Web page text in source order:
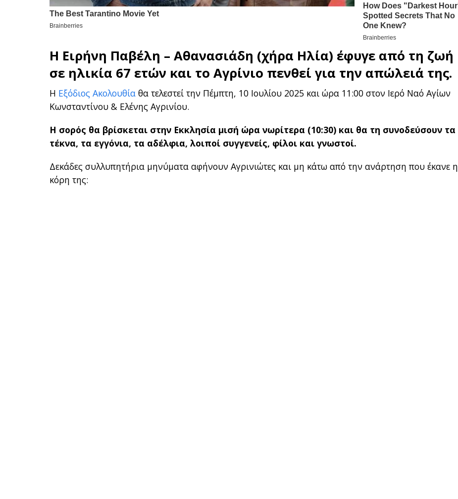
Η Ειρήνη Παβέλη – Αθανασιάδη (χήρα Ηλία) έφυγε από τη ζωή
σε ηλικία 67 ετών και τοΑγρίνιο πενθεί για την απώλειά της.
Η Εξόδιος Ακολουθία θα τελεστεί την Πέμπτη, 10 Ιουλίου 2025 και ώρα 11:00 στον Ιερό Ναό Αγίων
Κωνσταντίνου & Ελένης Αγρινίου.
Η σορός θα βρίσκεται στην Εκκλησία μισή ώρα νωρίτερα (10:30) και θα τη συνοδεύσουν τα
τέκνα, τα εγγόνια, τα αδέλφια, λοιποί συγγενείς, φίλοι και γνωστοί.
Δεκάδες συλλυπητήρια μηνύματα αφήνουν Αγρινιώτες και μη κάτω από την ανάρτηση που έκανε η
κόρη της: